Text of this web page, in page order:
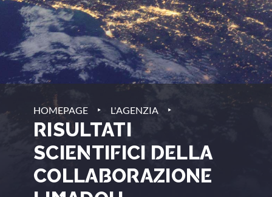
HOMEPAGE ‣ L'AGENZIA ‣
RISULTATI
SCIENTIFICI DELLA
COLLABORAZIONE